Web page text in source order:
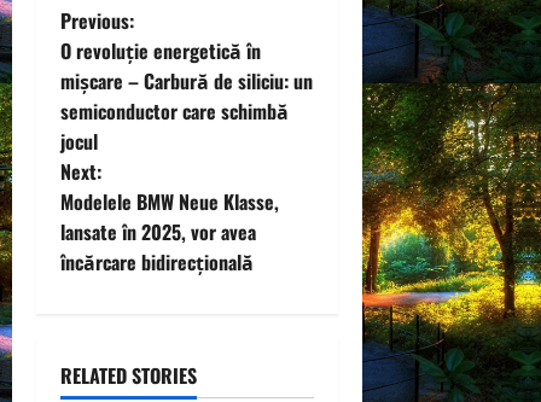
P
o
s
t
n
a
i
Previous:
O revoluție energetică în
mișcare – Carbură de siliciu: un
semiconductor care schimbă
jocul
Next:
Modelele BMW Neue Klasse,
lansate în 2025, vor avea
încărcare bidirecțională
RELATED STORIES